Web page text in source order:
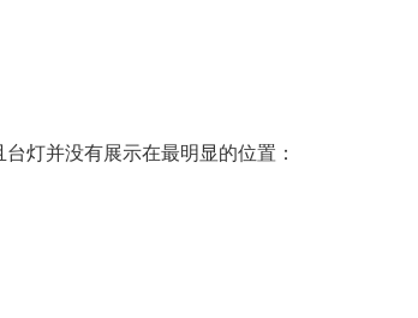
灯并没有展示在最明显的位置：